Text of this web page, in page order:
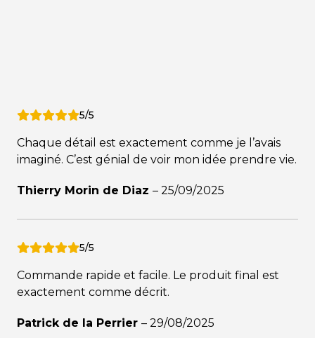
5/5
Chaque détail est exactement comme je l’avais
imaginé. C’est génial de voir mon idée prendre vie.
Thierry Morin de Diaz – 25/09/2025
5/5
Commande rapide et facile. Le produit final est
exactement comme décrit.
Patrick de la Perrier – 29/08/2025